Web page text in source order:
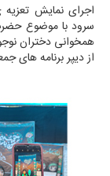
اجرای نمایش تعزیه
سرود با موضوع حضرت
همخوانی دختران
از دیپر برنامه های